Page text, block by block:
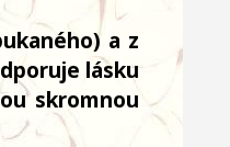
a z
lásku
skromnou